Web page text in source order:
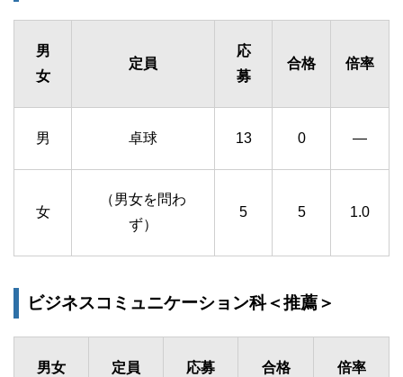
男
女
定員
応
募
合格 倍率
男 卓球 13 0 ―
女
（男女を問わ
ず）
5 5 1.0
ビジネスコミュニケーション科＜推薦＞
男女 定員 応募 合格 倍率